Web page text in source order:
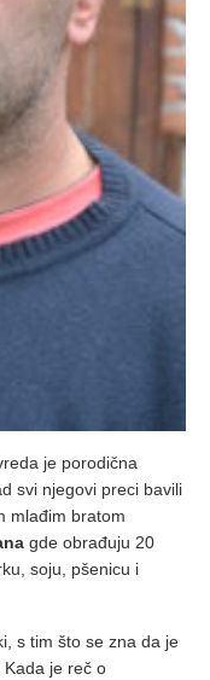
je porodična
svi njegovi preci bavili
mlađim bratom
gde obrađuju 20
soju, pšenicu i
s tim što se zna da je
je reč o